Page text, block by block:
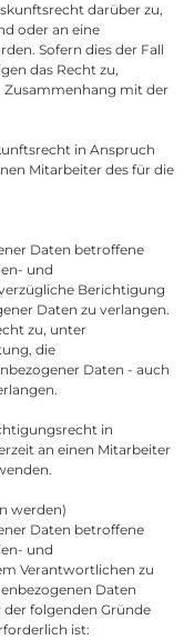
darüber zu,
oder an eine
Sofern dies der Fall
das Recht zu,
Zusammenhang mit der
in Anspruch
Mitarbeiter des für die
Daten betroffene
und
Berichtigung
Daten zu verlangen.
zu, unter
die
Daten - auch
in
an einen Mitarbeiter
werden)
Daten betroffene
und
Verantwortlichen zu
Daten
folgenden Gründe
ist: